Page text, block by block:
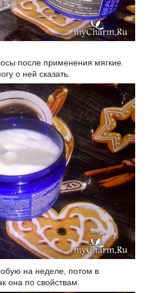
после применения мягкие.
о ней сказать.
на неделе, потом в
она по свойствам.